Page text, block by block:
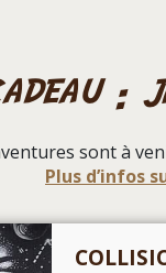
:
sont à
Plus d’infos